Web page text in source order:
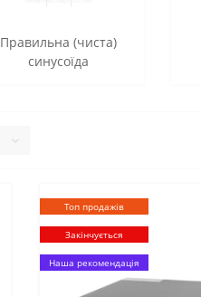
Правильна (чиста)
синусоїда
Топ продажів
Закінчується
Наша рекомендація